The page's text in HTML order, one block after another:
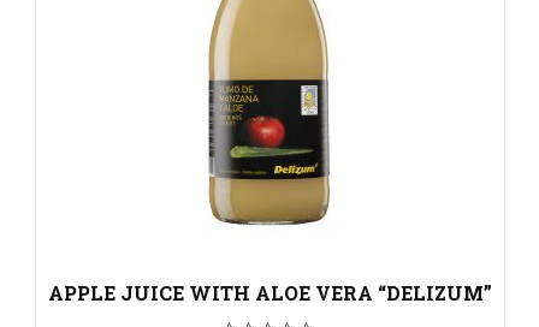
APPLE JUICE WITH ALOE VERA “DELIZUM”